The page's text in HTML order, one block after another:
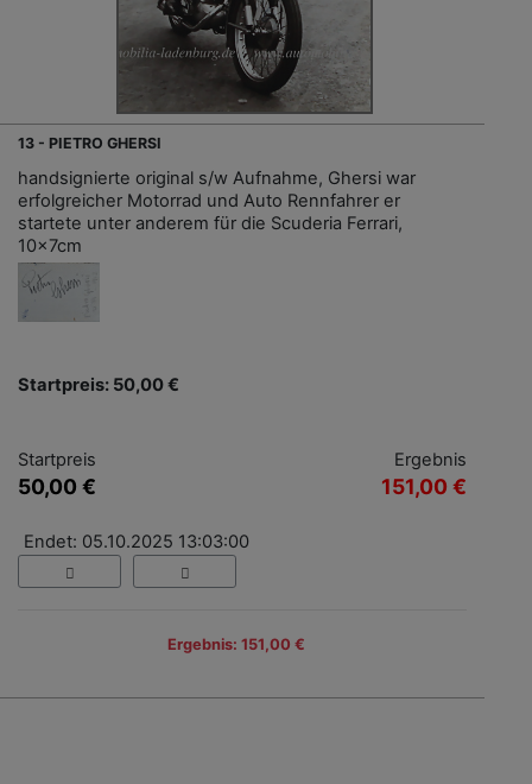
13 - PIETRO GHERSI
handsignierte original s/w Aufnahme, Ghersi war
erfolgreicher Motorrad und Auto Rennfahrer er
startete unter anderem für die Scuderia Ferrari,
10x7cm
Startpreis: 50,00 €
Startpreis
50,00 €
Ergebnis
151,00 €
Endet: 05.10.2025 13:03:00
Ergebnis: 151,00 €